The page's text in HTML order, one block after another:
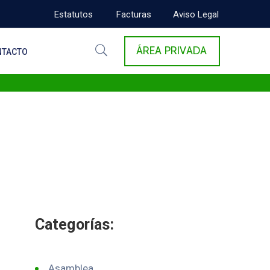
Estatutos Facturas Aviso Legal
ÁREA PRIVADA
Categorías: